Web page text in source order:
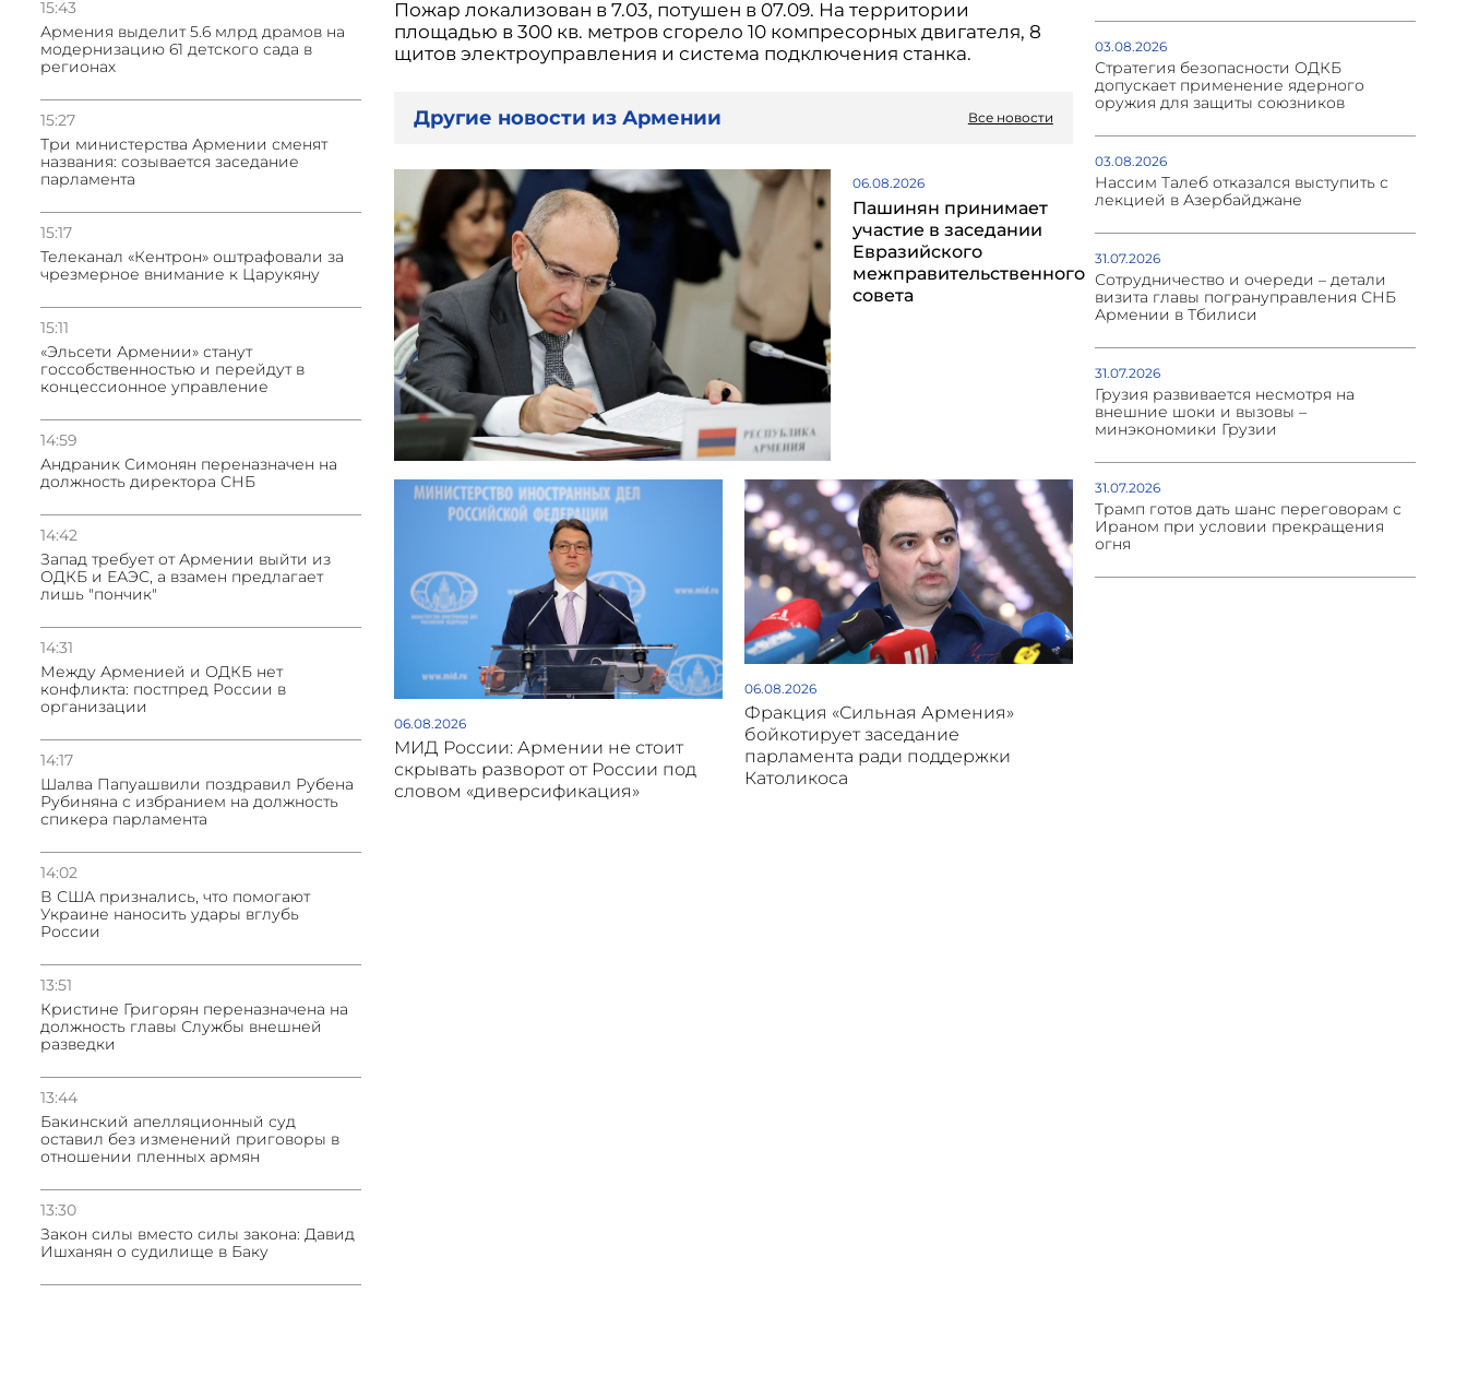
15:43
Армения выделит 5.6 млрд драмов на
модернизацию 61 детского сада в
регионах
15:27
Три министерства Армении сменят
названия: созывается заседание
парламента
15:17
Телеканал «Кентрон» оштрафовали за
чрезмерное внимание к Царукяну
15:11
«Эльсети Армении» станут
госсобственностью и перейдут в
концессионное управление
14:59
Андраник Симонян переназначен на
должность директора СНБ
14:42
Запад требует от Армении выйти из
ОДКБ и ЕАЭС, а взамен предлагает
лишь "пончик"
14:31
Между Арменией и ОДКБ нет
конфликта: постпред России в
организации
14:17
Шалва Папуашвили поздравил Рубена
Рубиняна с избранием на должность
спикера парламента
14:02
В США признались, что помогают
Украине наносить удары вглубь
России
13:51
Кристине Григорян переназначена на
должность главы Службы внешней
разведки
13:44
Бакинский апелляционный суд
оставил без изменений приговоры в
отношении пленных армян
13:30
Закон силы вместо силы закона: Давид
Ишханян о судилище в Баку
Пожар локализован в 7.03, потушен в 07.09. На территории
площадью в 300 кв. метров сгорело 10 компресорных двигателя, 8
щитов электроуправления и система подключения станка.
Другие новости из Армении Все новости
06.08.2026
Пашинян принимает
участие в заседании
Евразийского
межправительственного
совета
06.08.2026
МИД России: Армении не стоит
скрывать разворот от России под
словом «диверсификация»
06.08.2026
Фракция «Сильная Армения»
бойкотирует заседание
парламента ради поддержки
Католикоса
03.08.2026
Стратегия безопасности ОДКБ
допускает применение ядерного
оружия для защиты союзников
03.08.2026
Нассим Талеб отказался выступить с
лекцией в Азербайджане
31.07.2026
Сотрудничество и очереди – детали
визита главы погрануправления СНБ
Армении в Тбилиси
31.07.2026
Грузия развивается несмотря на
внешние шоки и вызовы –
минэкономики Грузии
31.07.2026
Трамп готов дать шанс переговорам с
Ираном при условии прекращения
огня